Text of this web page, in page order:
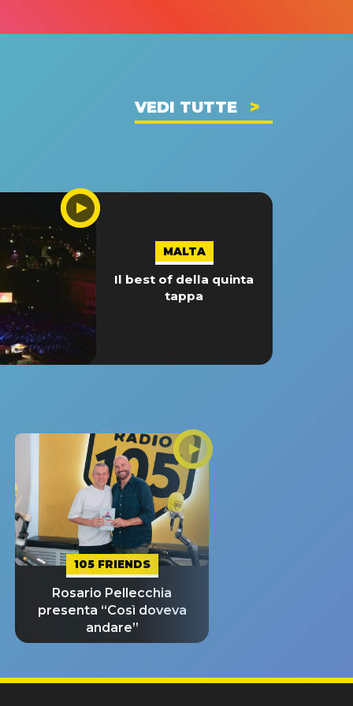
VEDI TUTTE
MALTA
Il best of della quinta
tappa
105 FRIENDS
Rosario Pellecchia
presenta “Così doveva
andare”